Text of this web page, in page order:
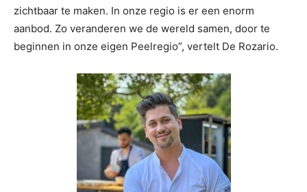
zichtbaar te maken. In onze regio is er een enorm
aanbod. Zo veranderen we de wereld samen, door te
beginnen in onze eigen Peelregio”, vertelt De Rozario.